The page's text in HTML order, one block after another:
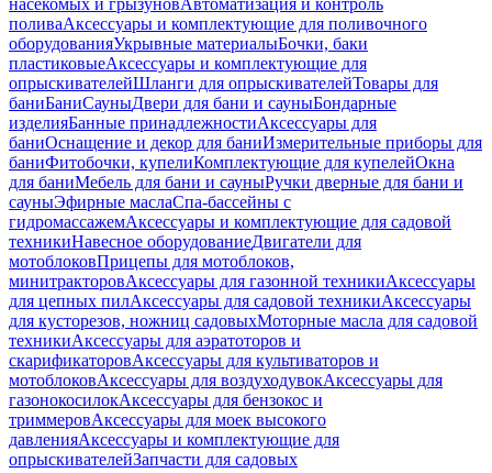
насекомых и грызуновАвтоматизация и контроль
поливаАксессуары и комплектующие для поливочного
оборудованияУкрывные материалыБочки, баки
пластиковыеАксессуары и комплектующие для
опрыскивателейШланги для опрыскивателейТовары для
баниБаниСауныДвери для бани и сауныБондарные
изделияБанные принадлежностиАксессуары для
баниОснащение и декор для баниИзмерительные приборы для
баниФитобочки, купелиКомплектующие для купелейОкна
для баниМебель для бани и сауныРучки дверные для бани и
сауныЭфирные маслаСпа-бассейны с
гидромассажемАксессуары и комплектующие для садовой
техникиНавесное оборудованиеДвигатели для
мотоблоковПрицепы для мотоблоков,
минитракторовАксессуары для газонной техникиАксессуары
для цепных пилАксессуары для садовой техникиАксессуары
для кусторезов, ножниц садовыхМоторные масла для садовой
техникиАксессуары для аэратоторов и
скарификаторовАксессуары для культиваторов и
мотоблоковАксессуары для воздуходувокАксессуары для
газонокосилокАксессуары для бензокос и
триммеровАксессуары для моек высокого
давленияАксессуары и комплектующие для
опрыскивателейЗапчасти для садовых